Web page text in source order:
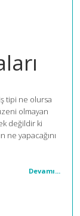
tipi ne olursa
olmayan
değildir ki
ne yapacağını
Devamı...